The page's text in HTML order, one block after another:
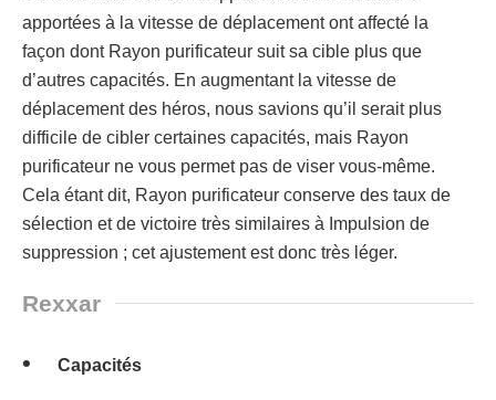
apportées à la vitesse de déplacement ont affecté la
façon dont Rayon purificateur suit sa cible plus que
d’autres capacités. En augmentant la vitesse de
déplacement des héros, nous savions qu’il serait plus
difficile de cibler certaines capacités, mais Rayon
purificateur ne vous permet pas de viser vous-même.
Cela étant dit, Rayon purificateur conserve des taux de
sélection et de victoire très similaires à Impulsion de
suppression ; cet ajustement est donc très léger.
Rexxar
Capacités